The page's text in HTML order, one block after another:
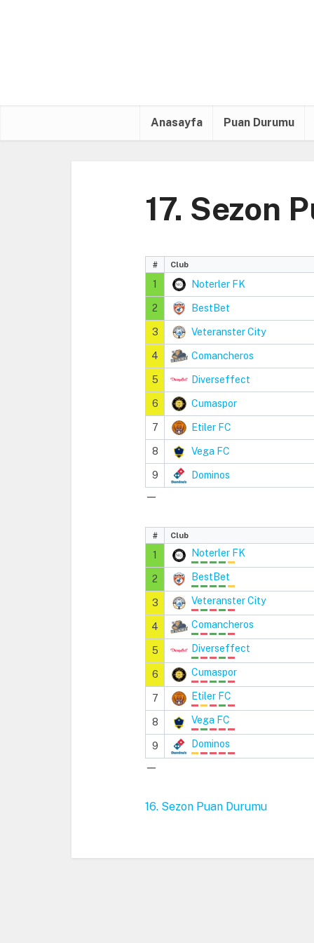
Anasayfa Puan Durumu
17. Sezon
# Club
1 Noterler FK
2 BestBet
3 Veteranster City
4 Comancheros
5 Diverseffect
6 Cumaspor
7 Etiler FC
8 Vega FC
9 Dominos
—
# Club
1 Noterler FK
2 BestBet
3 Veteranster City
4 Comancheros
5 Diverseffect
6 Cumaspor
7 Etiler FC
8 Vega FC
9 Dominos
—
16. Sezon Puan Durumu